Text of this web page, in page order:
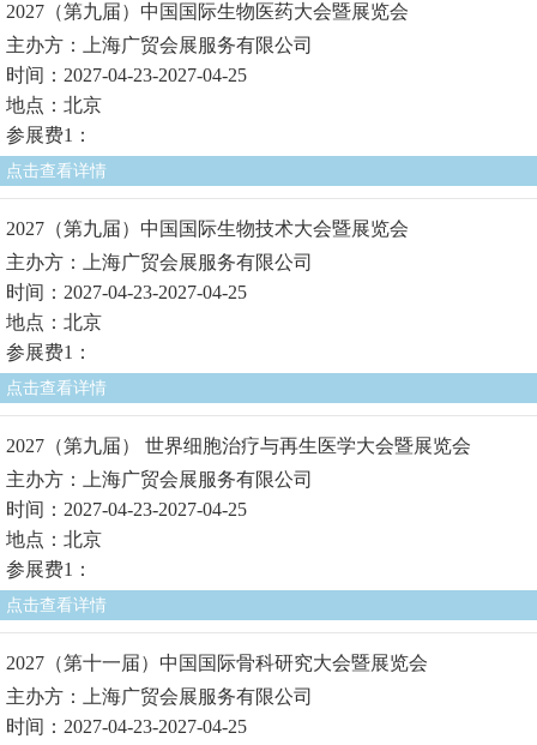
2027（第九届）中国国际生物医药大会暨展览会
主办方：上海广贸会展服务有限公司
时间：2027-04-23-2027-04-25
地点：北京
参展费1：
点击查看详情
2027（第九届）中国国际生物技术大会暨展览会
主办方：上海广贸会展服务有限公司
时间：2027-04-23-2027-04-25
地点：北京
参展费1：
点击查看详情
2027（第九届） 世界细胞治疗与再生医学大会暨展览会
主办方：上海广贸会展服务有限公司
时间：2027-04-23-2027-04-25
地点：北京
参展费1：
点击查看详情
2027（第十一届）中国国际骨科研究大会暨展览会
主办方：上海广贸会展服务有限公司
时间：2027-04-23-2027-04-25